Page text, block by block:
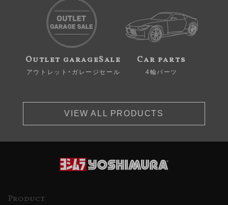
Outlet garageSale
アウトレット・ガレージセール
Car parts
4輪パーツ
VIEW ALL PRODUCTS
Product